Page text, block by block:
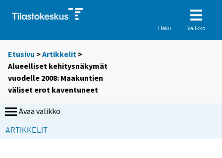
Haku Valikko
Etusivu >Artikkelit >
Alueelliset kehitysnäkymät
vuodelle 2008: Maakuntien
väliset erot kaventuneet
Avaa valikko
ARTIKKELIT